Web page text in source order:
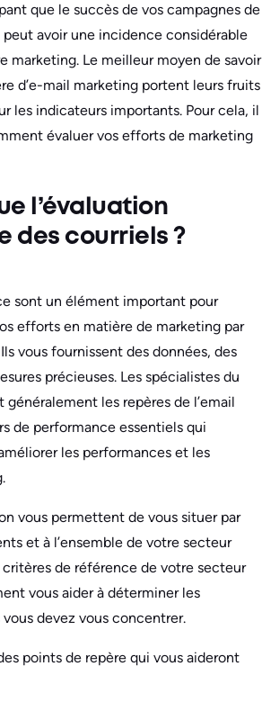
que le succès de vos campagnes de
avoir une incidence considérable
marketing. Le meilleur moyen de savoir
d’e-mail marketing portent leurs fruits
les indicateurs importants. Pour cela, il
évaluer vos efforts de marketing
l’évaluation
des courriels ?
sont un élément important pour
efforts en matière de marketing par
vous fournissent des données, des
précieuses. Les spécialistes du
les repères de l’email
de performance essentiels qui
les performances et les
vous permettent de vous situer par
et à l’ensemble de votre secteur
critères de référence de votre secteur
vous aider à déterminer les
devez vous concentrer.
points de repère qui vous aideront